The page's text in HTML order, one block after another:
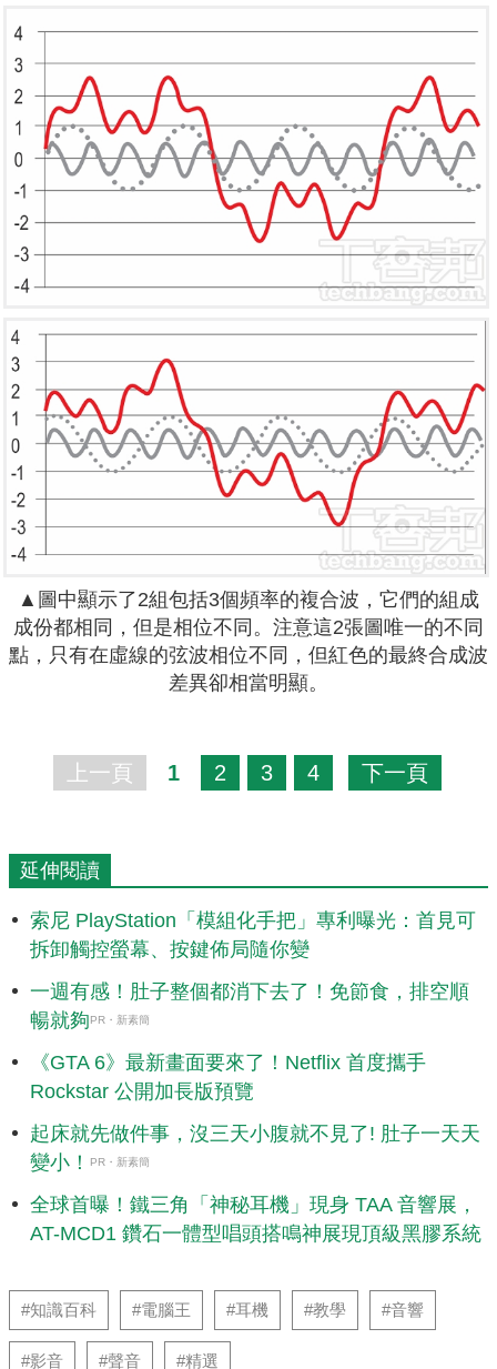
▲圖中顯示了2組包括3個頻率的複合波，它們的組成
成份都相同，但是相位不同。注意這2張圖唯一的不同
點，只有在虛線的弦波相位不同，但紅色的最終合成波
差異卻相當明顯。
上一頁 1 2 3 4 下一頁
延伸閱讀
索尼 PlayStation「模組化手把」專利曝光：首見可
拆卸觸控螢幕、按鍵佈局隨你變
一週有感！肚子整個都消下去了！免節食，排空順
暢就夠PR・新素簡
《GTA 6》最新畫面要來了！Netflix 首度攜手
Rockstar 公開加長版預覽
起床就先做件事，沒三天小腹就不見了! 肚子一天天
變小！
PR・新素簡
全球首曝！鐵三角「神秘耳機」現身 TAA 音響展，
AT-MCD1 鑽石一體型唱頭搭鳴神展現頂級黑膠系統
#知識百科 #電腦王 #耳機 #教學 #音響
#影音 #聲音 #精選